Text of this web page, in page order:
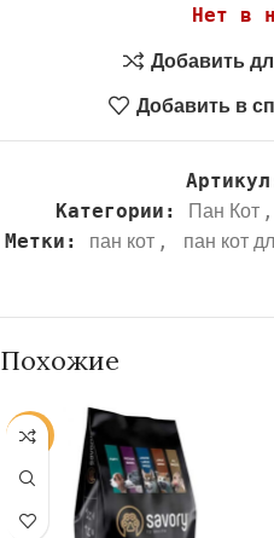
Нет в
Добавить
Добавить в
Категории:
Пан Кот ,
Метки: пан кот , пан кот
Похожие
-40%